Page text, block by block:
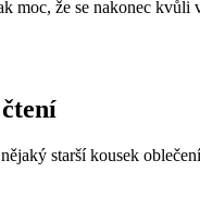
moc, že se nakonec
starší kousek